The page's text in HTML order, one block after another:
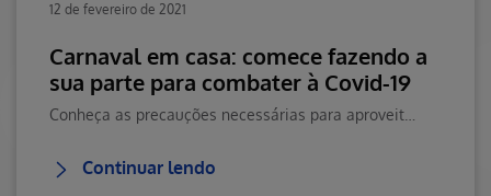
12 de fevereiro de 2021
Carnaval em casa: comece fazendo a
sua parte para combater à Covid-19
Continuar lendo